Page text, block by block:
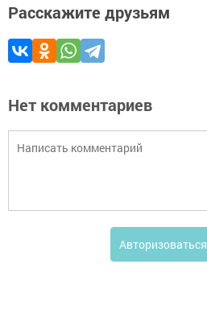
Расскажите друзьям
Нет комментариев
Авторизоваться